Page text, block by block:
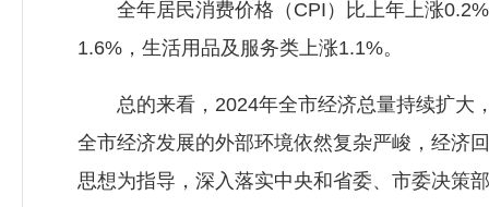
全年居民消费价格（CPI）比上年上涨0.2%
1.6%，生活用品及服务类上涨1.1%。
总的来看，2024年全市经济总量持续扩大，
全市经济发展的外部环境依然复杂严峻，经济
思想为指导，深入落实中央和省委、市委决策